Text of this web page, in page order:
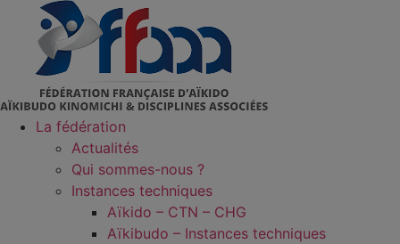
contenu
La fédération
Actualités
Qui sommes-nous ?
Instances techniques
Aïkido – CTN – CHG
Aïkibudo – Instances techniques